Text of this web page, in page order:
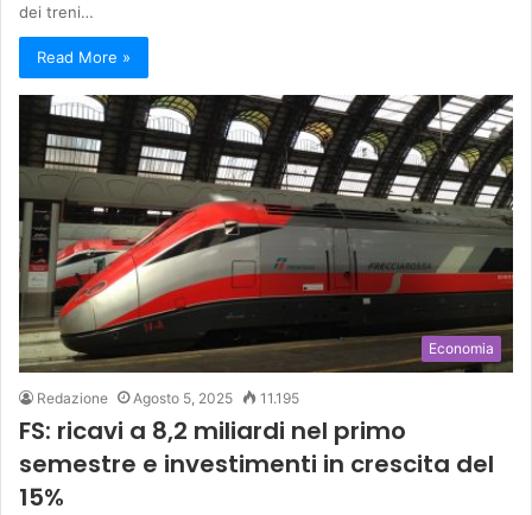
dei treni…
Read More »
Economia
Redazione Agosto 5, 2025 11.195
FS: ricavi a 8,2 miliardi nel primo
semestre e investimenti in crescita del
15%